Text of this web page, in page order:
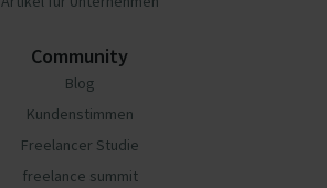
Community
Blog
Kundenstimmen
Freelancer Studie
freelance summit